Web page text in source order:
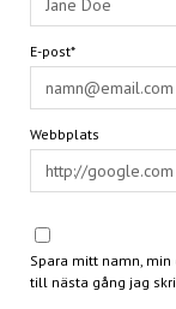
E-post*
Webbplats
Spara mitt namn,
till nästa gång jag